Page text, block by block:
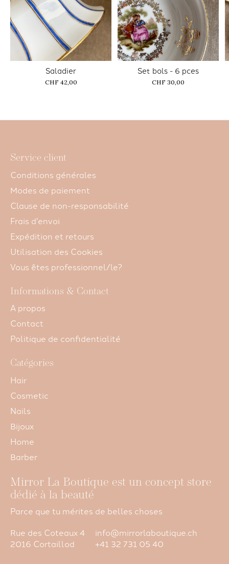
Saladier
CHF 42,00
Set bols - 6 pces
CHF 30,00
Service client
Conditions générales
Modes de paiement
Clause de non-responsabilité
Frais d'envoi
Expédition et retours
Utilisation des Cookies
Vous êtes professionnel/le?
Informations & Contact
A propos
Contact
Politique de confidentialité
Catégories
Hair
Cosmetic
Nails
Bijoux
Home
Barber
Mirror La Boutique est un concept store
dédié à la beauté
Parce que tu mérites de belles choses
Rue des Coteaux 4
2016 Cortaillod
info@mirrorlaboutique.ch
+41 32 731 05 40